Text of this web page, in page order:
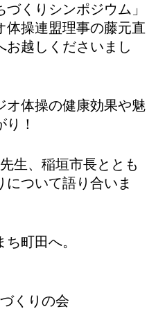
づくりシンポジウム」
体操連盟理事の藤元直
お越しくださいまし
オ体操の健康効果や魅
！
生、稲垣市長ととも
について語り合いま
町田へ。
くりの会